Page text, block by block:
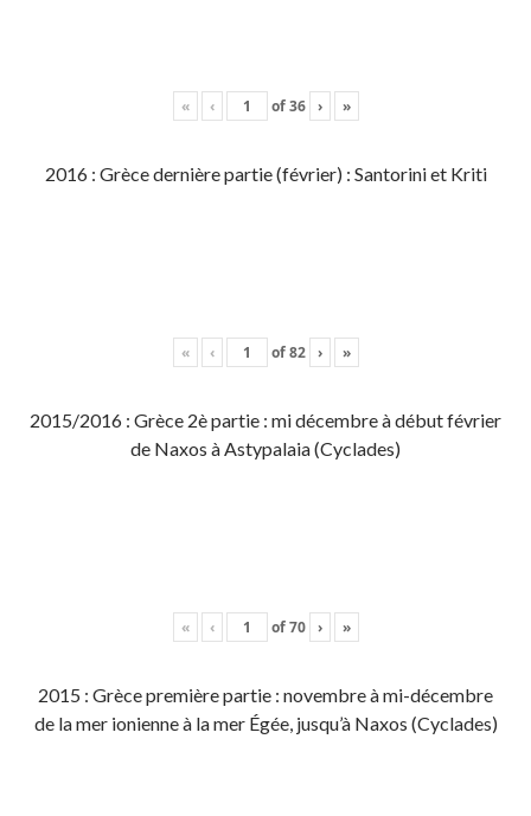
« ‹ of36 › »
2016 : Grèce dernière partie (février) : Santorini et Kriti
« ‹ of82 › »
2015/2016 : Grèce 2è partie : mi décembre à début février
de Naxos à Astypalaia (Cyclades)
« ‹ of70 › »
2015 : Grèce première partie : novembre à mi-décembre
de la mer ionienne à la mer Égée, jusqu’à Naxos (Cyclades)